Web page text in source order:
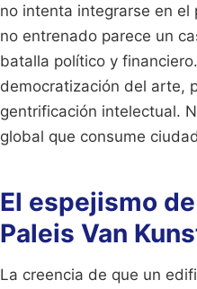
no intenta integrarse en
no entrenado parece un
batalla político y
democratización del arte,
gentrificación intelectual.
global que consume
El espejismo
Paleis Van
La creencia de que un